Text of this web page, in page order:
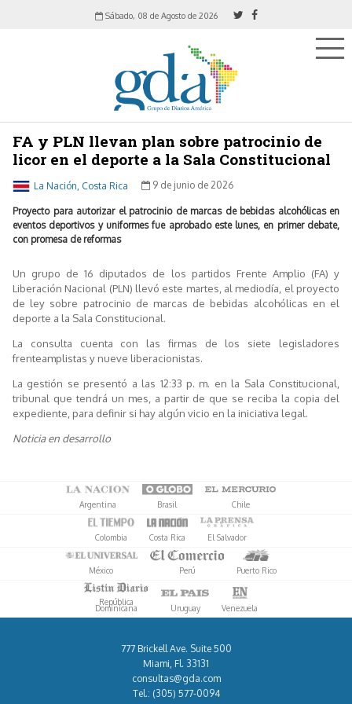
Sábado, 08 de Agosto de 2026
FA y PLN llevan plan sobre patrocinio de
licor en el deporte a la Sala Constitucional
La Nación, Costa Rica 9 de junio de 2026
Proyecto para autorizar el patrocinio de marcas de bebidas alcohólicas en
eventos deportivos y uniformes fue aprobado este lunes, en primer debate,
con promesa de reformas
Un grupo de 16 diputados de los partidos Frente Amplio (FA) y
Liberación Nacional (PLN) llevó este martes, al mediodía, el proyecto
de ley sobre patrocinio de marcas de bebidas alcohólicas en el
deporte a la Sala Constitucional.
La consulta cuenta con las firmas de los siete legisladores
frenteamplistas y nueve liberacionistas.
La gestión se presentó a las 12:33 p. m. en la Sala Constitucional,
tribunal que tendrá un mes, a partir de que se reciba la copia del
expediente, para definir si hay algún vicio en la iniciativa legal.
Noticia en desarrollo
Argentina Brasil Chile
Colombia Costa Rica El Salvador
México Perú Puerto Rico
República
Dominicana Uruguay Venezuela
777 Brickell Ave. Suite 500
Miami, Fl. 33131
consultas@gda.com
Tel.: (305) 577-0094